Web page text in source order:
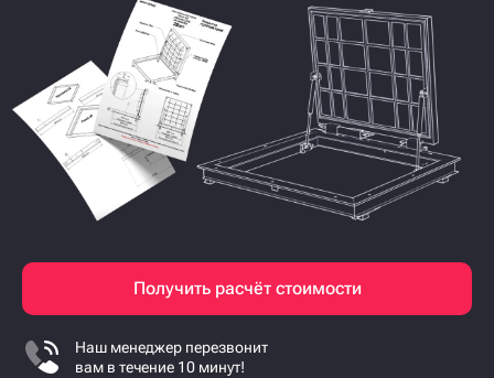
Получить расчёт стоимости
Наш менеджер перезвонит
вам в течение 10 минут!